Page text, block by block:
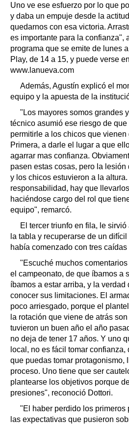
Uno ve ese esfuerzo por lo que
y daba un empuje desde la
quedarnos con esa victoria.
es importante para la confianza",
programa que se emite de lunes
Play, de 14 a 15, y puede verse
www.lanueva.com
Además, Agustín explicó el
equipo y la apuesta de la
"Los mayores somos grandes
técnico asumió ese riesgo de
permitirle a los chicos que vienen
Primera, a darle el lugar a que
agarrar mas confianza.
pasen estas cosas, pero la lesión
y los chicos estuvieron a la
responsabilidad, hay que
haciéndose cargo del rol que
equipo", remarcó.
El tercer triunfo en fila, le
la tabla y recuperarse de un
había comenzado con tres
"Escuché muchos
el campeonato, de que íbamos a
íbamos a estar arriba, y la verdad
conocer sus limitaciones. El
poco arriesgado, porque el
la rotación que viene de atrás
tuvieron un buen año el año
no deja de tener 17 años. Y uno
local, no es fácil tomar confianza,
que puedas tomar protagonismo,
proceso. Uno tiene que ser
plantearse los objetivos porque
presiones", reconoció Dottori.
"El haber perdido los primeros
las expectativas que pusieron